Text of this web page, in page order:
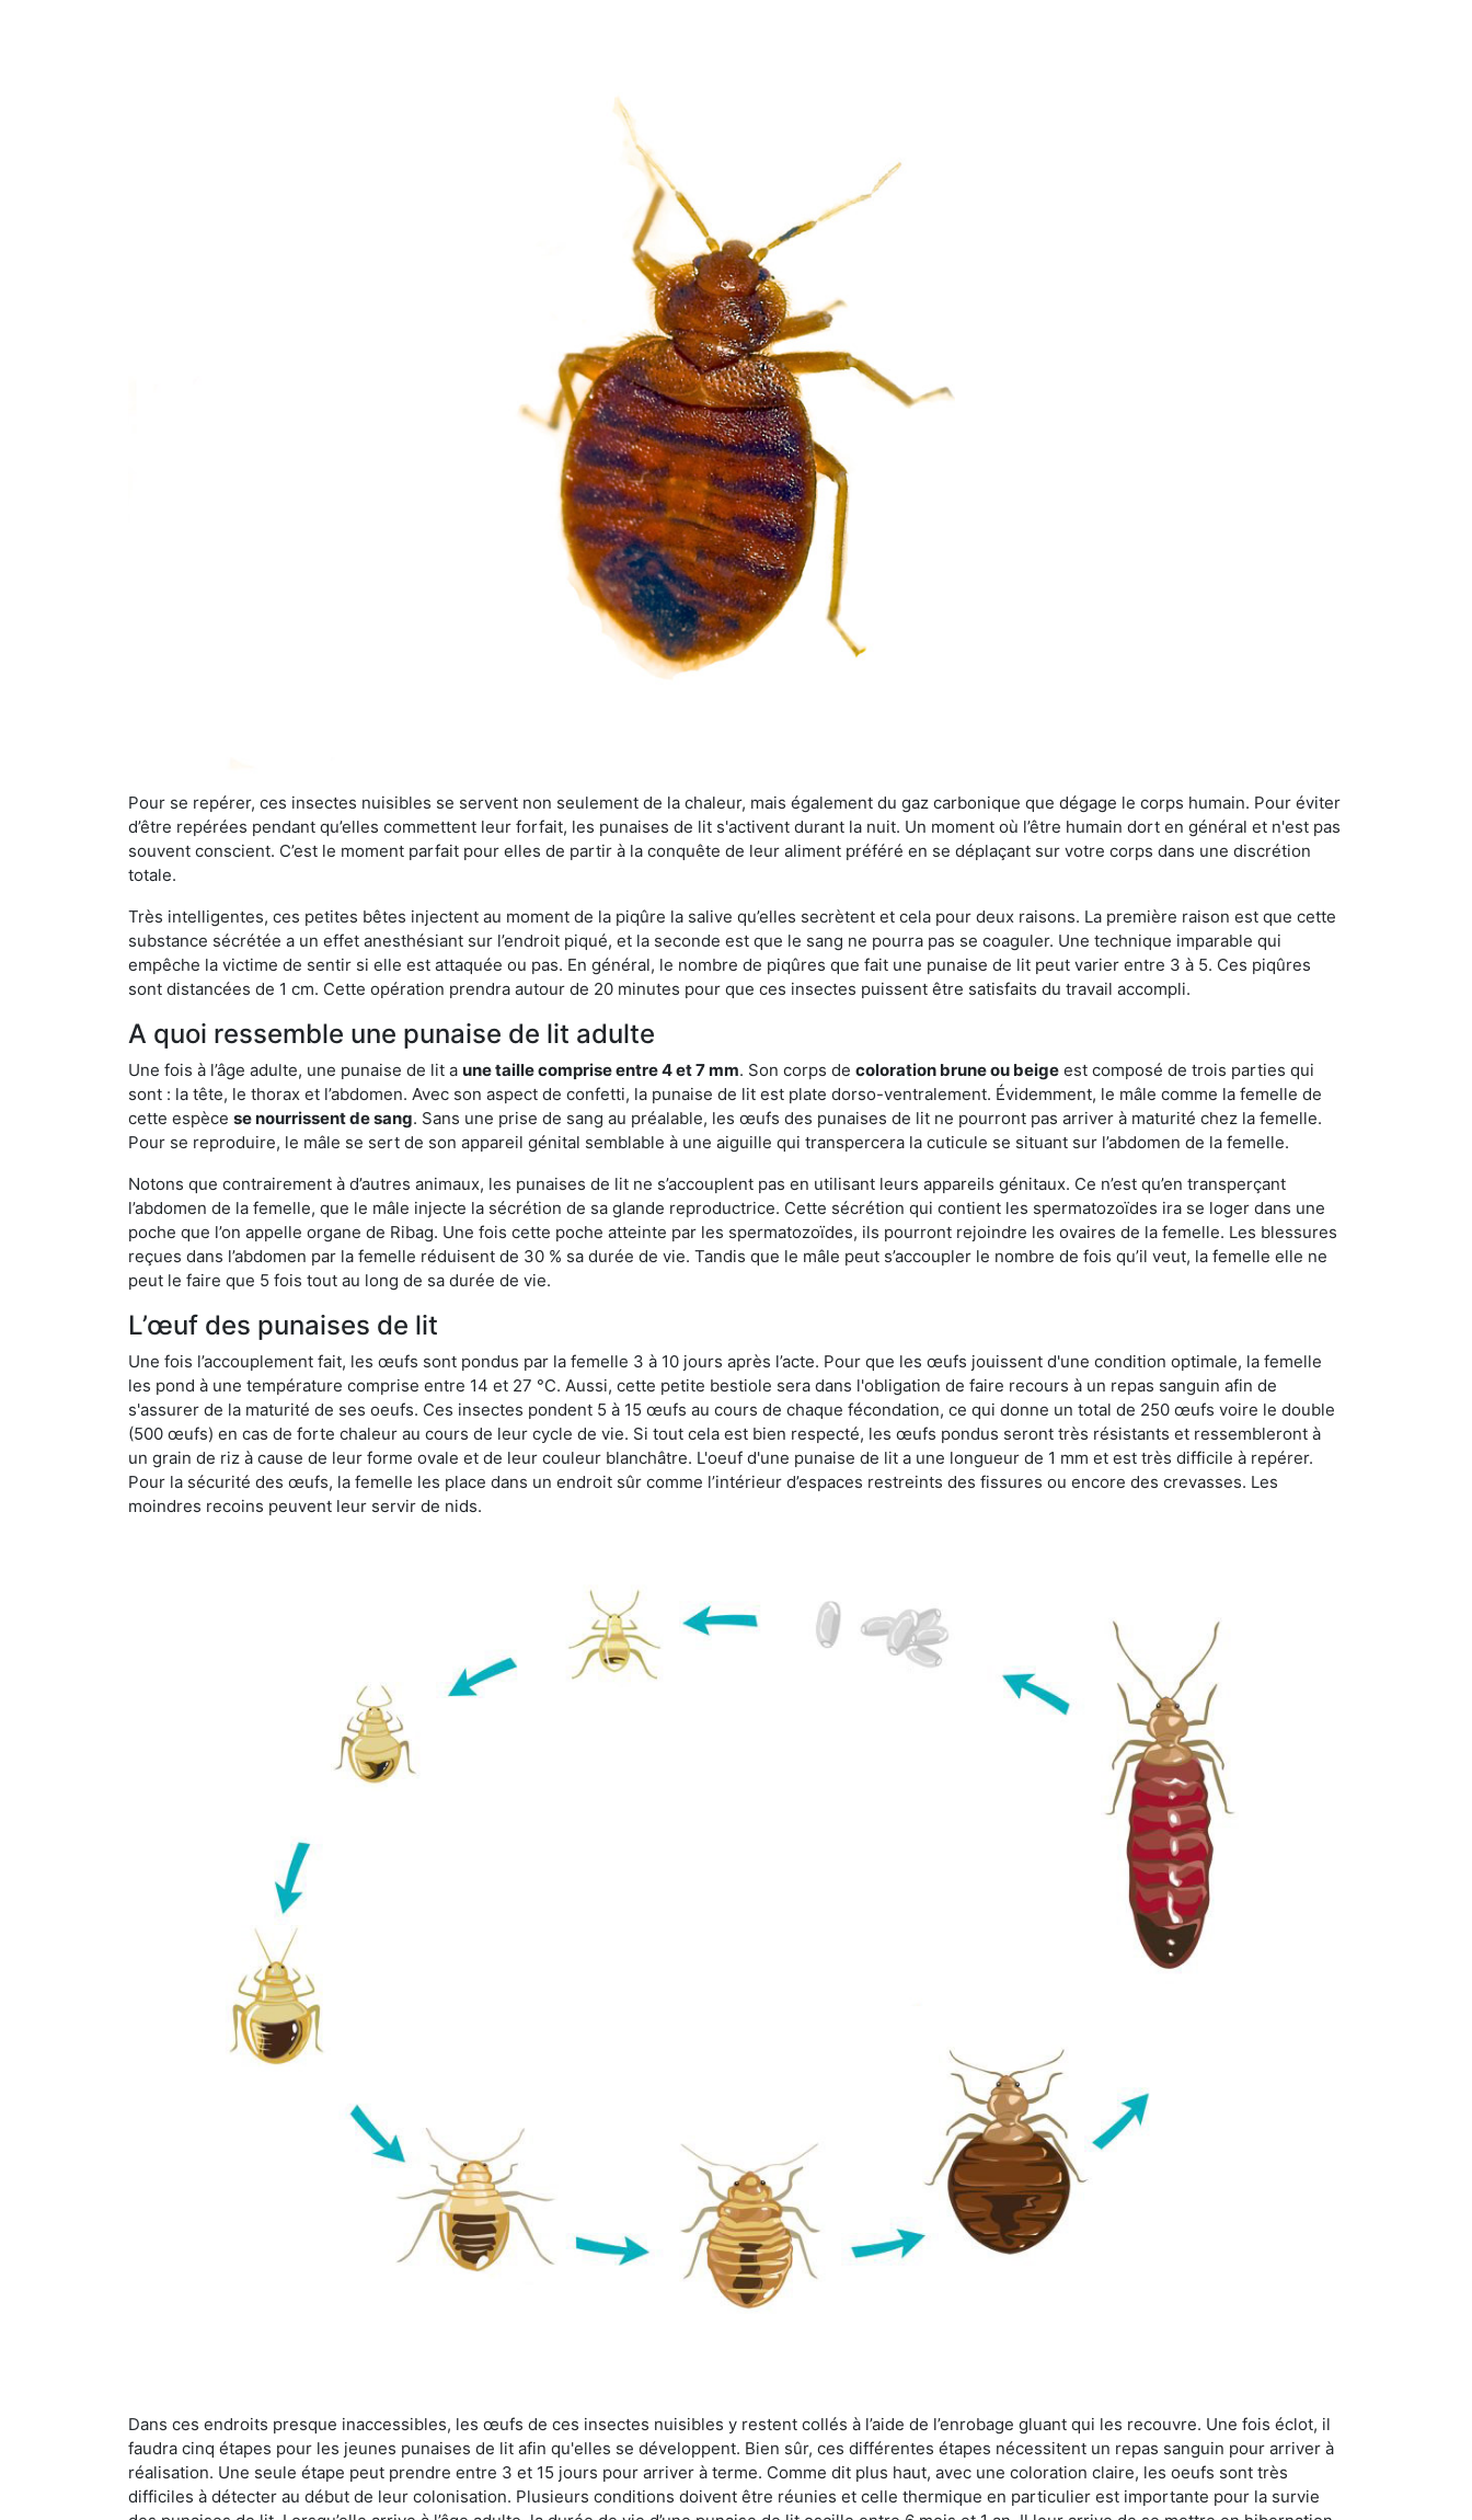
Pour se repérer, ces insectes nuisibles se servent non seulement de la chaleur, mais également du gaz carbonique que dégage le corps humain. Pour éviter
d’être repérées pendant qu’elles commettent leur forfait, les punaises de lit s'activent durant la nuit. Un moment où l’être humain dort en général et n'est pas
souvent conscient. C’est le moment parfait pour elles de partir à la conquête de leur aliment préféré en se déplaçant sur votre corps dans une discrétion
totale.
Très intelligentes, ces petites bêtes injectent au moment de la piqûre la salive qu’elles secrètent et cela pour deux raisons. La première raison est que cette
substance sécrétée a un effet anesthésiant sur l’endroit piqué, et la seconde est que le sang ne pourra pas se coaguler. Une technique imparable qui
empêche la victime de sentir si elle est attaquée ou pas. En général, le nombre de piqûres que fait une punaise de lit peut varier entre 3 à 5. Ces piqûres
sont distancées de 1 cm. Cette opération prendra autour de 20 minutes pour que ces insectes puissent être satisfaits du travail accompli.
A quoi ressemble une punaise de lit adulte
Une fois à l’âge adulte, une punaise de lit a une taille comprise entre 4 et 7 mm. Son corps de coloration brune ou beige est composé de trois parties qui
sont : la tête, le thorax et l’abdomen. Avec son aspect de confetti, la punaise de lit est plate dorso-ventralement. Évidemment, le mâle comme la femelle de
cette espèce se nourrissent de sang. Sans une prise de sang au préalable, les œufs des punaises de lit ne pourront pas arriver à maturité chez la femelle.
Pour se reproduire, le mâle se sert de son appareil génital semblable à une aiguille qui transpercera la cuticule se situant sur l’abdomen de la femelle.
Notons que contrairement à d’autres animaux, les punaises de lit ne s’accouplent pas en utilisant leurs appareils génitaux. Ce n’est qu’en transperçant
l’abdomen de la femelle, que le mâle injecte la sécrétion de sa glande reproductrice. Cette sécrétion qui contient les spermatozoïdes ira se loger dans une
poche que l’on appelle organe de Ribag. Une fois cette poche atteinte par les spermatozoïdes, ils pourront rejoindre les ovaires de la femelle. Les blessures
reçues dans l’abdomen par la femelle réduisent de 30 % sa durée de vie. Tandis que le mâle peut s’accoupler le nombre de fois qu’il veut, la femelle elle ne
peut le faire que 5 fois tout au long de sa durée de vie.
L’œuf des punaises de lit
Une fois l’accouplement fait, les œufs sont pondus par la femelle 3 à 10 jours après l’acte. Pour que les œufs jouissent d'une condition optimale, la femelle
les pond à une température comprise entre 14 et 27 °C. Aussi, cette petite bestiole sera dans l'obligation de faire recours à un repas sanguin afin de
s'assurer de la maturité de ses oeufs. Ces insectes pondent 5 à 15 œufs au cours de chaque fécondation, ce qui donne un total de 250 œufs voire le double
(500 œufs) en cas de forte chaleur au cours de leur cycle de vie. Si tout cela est bien respecté, les œufs pondus seront très résistants et ressembleront à
un grain de riz à cause de leur forme ovale et de leur couleur blanchâtre. L'oeuf d'une punaise de lit a une longueur de 1 mm et est très difficile à repérer.
Pour la sécurité des œufs, la femelle les place dans un endroit sûr comme l’intérieur d’espaces restreints des fissures ou encore des crevasses. Les
moindres recoins peuvent leur servir de nids.
Dans ces endroits presque inaccessibles, les œufs de ces insectes nuisibles y restent collés à l’aide de l’enrobage gluant qui les recouvre. Une fois éclot, il
faudra cinq étapes pour les jeunes punaises de lit afin qu'elles se développent. Bien sûr, ces différentes étapes nécessitent un repas sanguin pour arriver à
réalisation. Une seule étape peut prendre entre 3 et 15 jours pour arriver à terme. Comme dit plus haut, avec une coloration claire, les oeufs sont très
difficiles à détecter au début de leur colonisation. Plusieurs conditions doivent être réunies et celle thermique en particulier est importante pour la survie